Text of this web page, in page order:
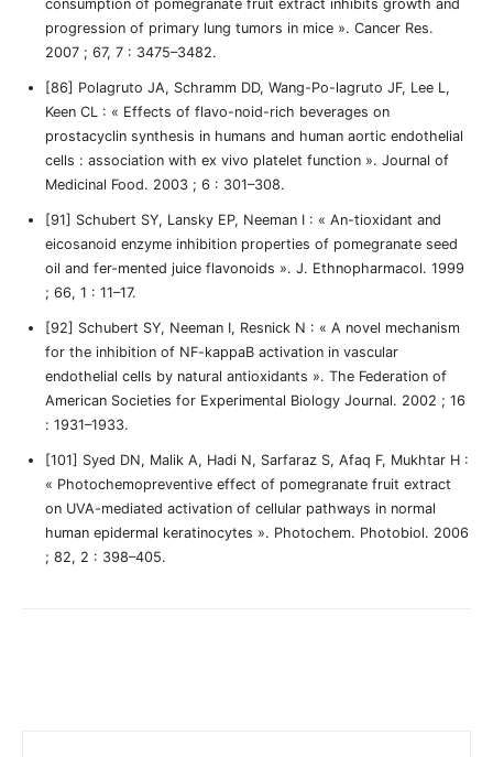
consumption of pomegranate fruit extract inhibits growth and
progression of primary lung tumors in mice ». Cancer Res.
2007 ; 67, 7 : 3475–3482.
[86] Polagruto JA, Schramm DD, Wang-Po-lagruto JF, Lee L,
Keen CL : « Effects of flavo-noid-rich beverages on
prostacyclin synthesis in humans and human aortic endothelial
cells : association with ex vivo platelet function ». Journal of
Medicinal Food. 2003 ; 6 : 301–308.
[91] Schubert SY, Lansky EP, Neeman I : « An-tioxidant and
eicosanoid enzyme inhibition properties of pomegranate seed
oil and fer-mented juice flavonoids ». J. Ethnopharmacol. 1999
; 66, 1 : 11–17.
[92] Schubert SY, Neeman I, Resnick N : « A novel mechanism
for the inhibition of NF-kappaB activation in vascular
endothelial cells by natural antioxidants ». The Federation of
American Societies for Experimental Biology Journal. 2002 ; 16
: 1931–1933.
[101] Syed DN, Malik A, Hadi N, Sarfaraz S, Afaq F, Mukhtar H :
« Photochemopreventive effect of pomegranate fruit extract
on UVA-mediated activation of cellular pathways in normal
human epidermal keratinocytes ». Photochem. Photobiol. 2006
; 82, 2 : 398–405.